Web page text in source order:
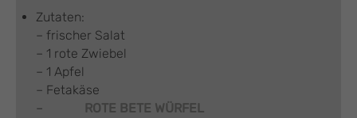
Zutaten:
– frischer Salat
– 1 rote Zwiebel
– 1 Apfel
– Fetakäse
–
ROTE BETE WÜRFEL